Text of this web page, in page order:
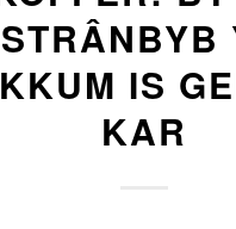
STRÂNBYB
IS
KAR